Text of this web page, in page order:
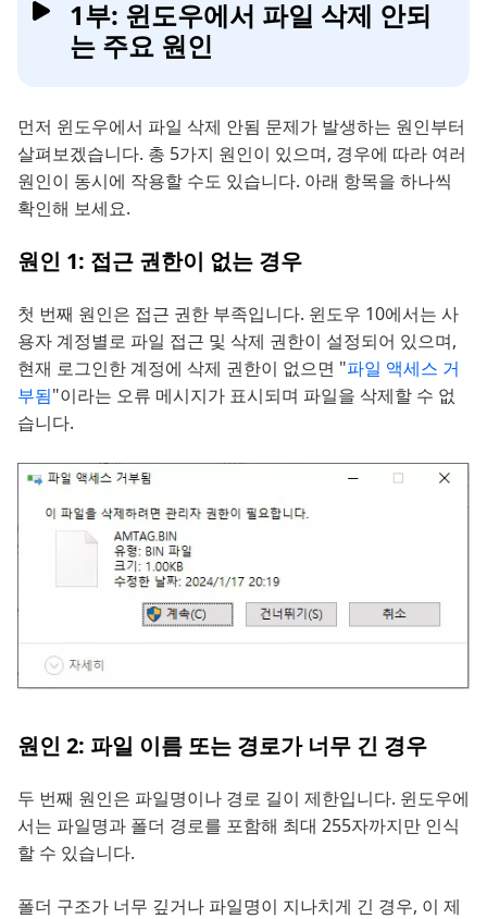
1부: 윈도우에서 파일 삭제 안되
는 주요 원인
먼저 윈도우에서 파일 삭제 안됨 문제가 발생하는 원인부터
살펴보겠습니다. 총 5가지 원인이 있으며, 경우에 따라 여러
원인이 동시에 작용할 수도 있습니다. 아래 항목을 하나씩
확인해 보세요.
원인 1: 접근 권한이 없는 경우
첫 번째 원인은 접근 권한 부족입니다. 윈도우 10에서는 사
용자 계정별로 파일 접근 및 삭제 권한이 설정되어 있으며,
현재 로그인한 계정에 삭제 권한이 없으면 "파일 액세스 거
부됨"이라는 오류 메시지가 표시되며 파일을 삭제할 수 없
습니다.
원인 2: 파일 이름 또는 경로가 너무 긴 경우
두 번째 원인은 파일명이나 경로 길이 제한입니다. 윈도우에
서는 파일명과 폴더 경로를 포함해 최대 255자까지만 인식
할 수 있습니다.
폴더 구조가 너무 깊거나 파일명이 지나치게 긴 경우, 이 제